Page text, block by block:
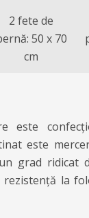
2 fete de
50 x 70
cm
este
este
grad ridicat
la